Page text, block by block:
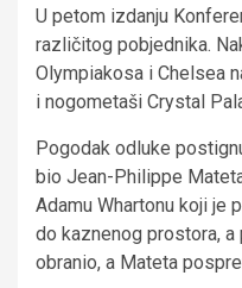
U petom izdanju
različitog pobjednika.
Olympiakosa i Chelsea
i nogometaši Crystal
Pogodak odluke
bio Jean-Philippe
Adamu Whartonu koji je
do kaznenog prostora, a
obranio, a Mateta